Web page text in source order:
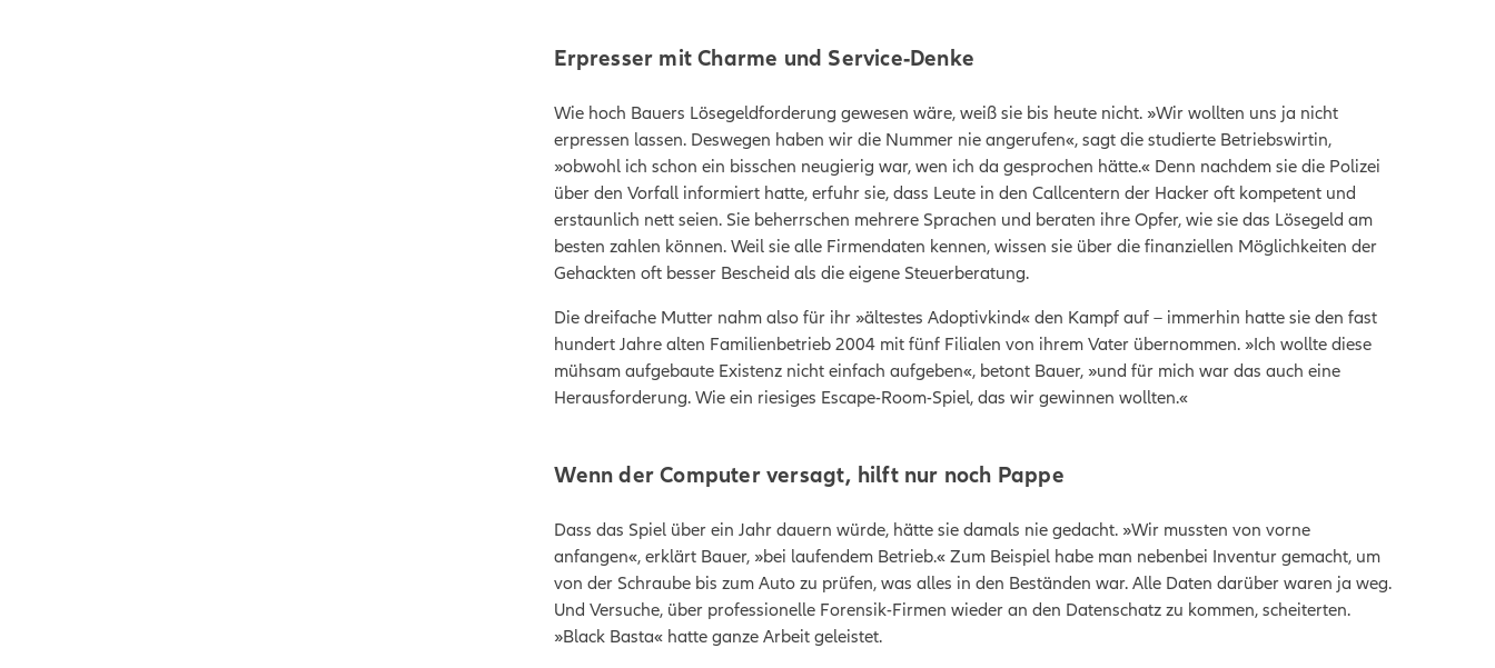
Erpresser mit Charme und Service-Denke
Wie hoch Bauers Lösegeldforderung gewesen wäre, weiß sie bis heute nicht. »Wir wollten uns ja nicht
erpressen lassen. Deswegen haben wir die Nummer nie angerufen«, sagt die studierte Betriebswirtin,
»obwohl ich schon ein bisschen neugierig war, wen ich da gesprochen hätte.« Denn nachdem sie die Polizei
über den Vorfall informiert hatte, erfuhr sie, dass Leute in den Callcentern der Hacker oft kompetent und
erstaunlich nett seien. Sie beherrschen mehrere Sprachen und beraten ihre Opfer, wie sie das Lösegeld am
besten zahlen können. Weil sie alle Firmendaten kennen, wissen sie über die finanziellen Möglichkeiten der
Gehackten oft besser Bescheid als die eigene Steuerberatung.
Die dreifache Mutter nahm also für ihr »ältestes Adoptivkind« den Kampf auf – immerhin hatte sie den fast
hundert Jahre alten Familienbetrieb 2004 mit fünf Filialen von ihrem Vater übernommen. »Ich wollte diese
mühsam aufgebaute Existenz nicht einfach aufgeben«, betont Bauer, »und für mich war das auch eine
Herausforderung. Wie ein riesiges Escape-Room-Spiel, das wir gewinnen wollten.«
Wenn der Computer versagt, hilft nur noch Pappe
Dass das Spiel über ein Jahr dauern würde, hätte sie damals nie gedacht. »Wir mussten von vorne
anfangen«, erklärt Bauer, »bei laufendem Betrieb.« Zum Beispiel habe man nebenbei Inventur gemacht, um
von der Schraube bis zum Auto zu prüfen, was alles in den Beständen war. Alle Daten darüber waren ja weg.
Und Versuche, über professionelle Forensik-Firmen wieder an den Datenschatz zu kommen, scheiterten.
»Black Basta« hatte ganze Arbeit geleistet.